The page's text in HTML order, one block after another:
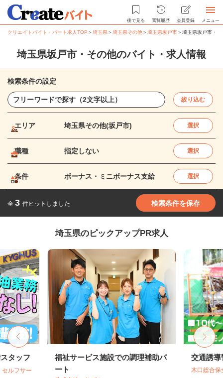
後で見る 閲覧履歴 会員登録 メニュー
クリエイトバイト・パート求人TOP ＞埼玉県＞埼玉県その他＞埼玉県坂戸市＞埼玉県坂戸市・
埼玉県坂戸市・その他のバイト・求人情報
検索条件の設定
絞り込む
エリア 埼玉県その他(坂戸市) 選択
職種 指定しない 選択
条件 ボーナス・ミニボーナス支給 選択
全 3 件ヒットしました 検索条件を保存
埼玉県のピックアップPR求人
タッフ
ルフサー
福祉サービス施設での調理補助パ
ート
交通誘導
木口総合保